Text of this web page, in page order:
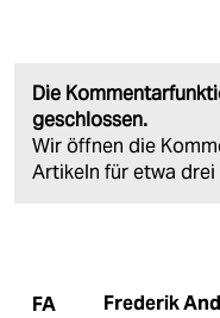
Die
geschlossen.
Wir öffnen die
Artikeln für etwa drei
FA Frederik